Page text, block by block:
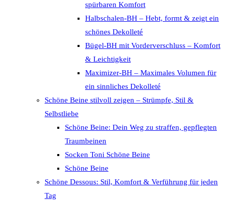
spürbaren Komfort
Halbschalen-BH – Hebt, formt & zeigt ein
schönes Dekolleté
Bügel-BH mit Vorderverschluss – Komfort
& Leichtigkeit
Maximizer-BH – Maximales Volumen für
ein sinnliches Dekolleté
Schöne Beine stilvoll zeigen – Strümpfe, Stil &
Selbstliebe
Schöne Beine: Dein Weg zu straffen, gepflegten
Traumbeinen
Socken Toni Schöne Beine
Schöne Beine
Schöne Dessous: Stil, Komfort & Verführung für jeden
Tag